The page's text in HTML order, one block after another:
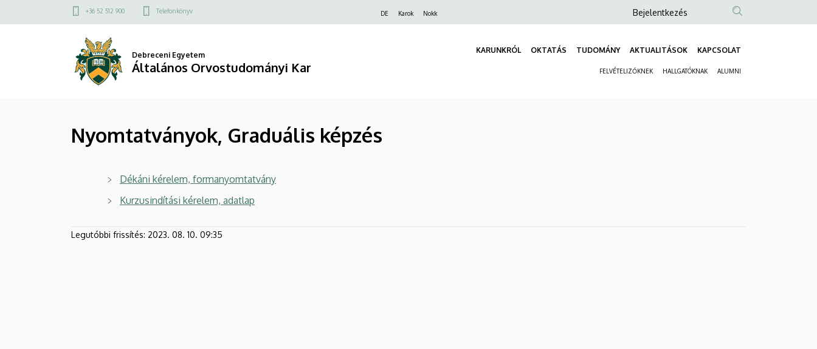
Nyomtatványok,
Graduális
Orvostudományi
a
Felső
menü
+36 52 512 900 Telefonkönyv DE Karok Nokk
Anonim
fiók
menüje
Bejelentkezés
Debreceni Egyetem
Általános Orvostudományi Kar
KARUNKRÓL OKTATÁS TUDOMÁNY AKTUALITÁSOK KAPCSOLAT
FELVÉTELIZŐKNEK HALLGATÓKNAK ALUMNI
Nyomtatványok, Graduális képzés
Dékáni kérelem, formanyomtatvány
Kurzusindítási kérelem, adatlap
Legutóbbi frissítés: 2023. 08. 10. 09:35